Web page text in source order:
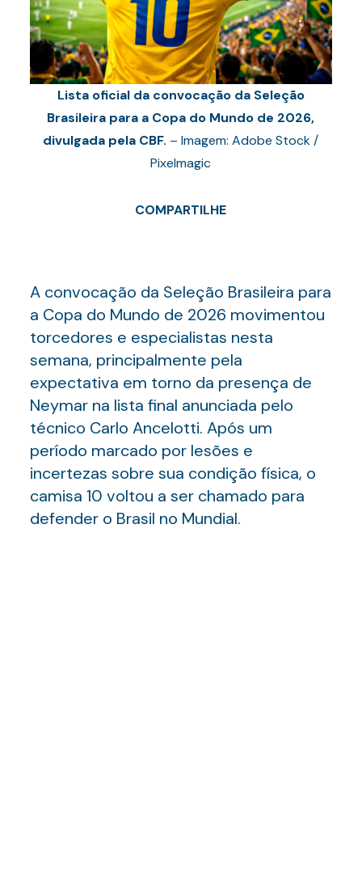
Lista oficial da convocação da Seleção
Brasileira para a Copa do Mundo de 2026,
divulgada pela CBF. – Imagem: Adobe Stock /
Pixelmagic
COMPARTILHE
A convocação da Seleção Brasileira para
a Copa do Mundo de 2026 movimentou
torcedores e especialistas nesta
semana, principalmente pela
expectativa em torno da presença de
Neymar na lista final anunciada pelo
técnico Carlo Ancelotti. Após um
período marcado por lesões e
incertezas sobre sua condição física, o
camisa 10 voltou a ser chamado para
defender o Brasil no Mundial.